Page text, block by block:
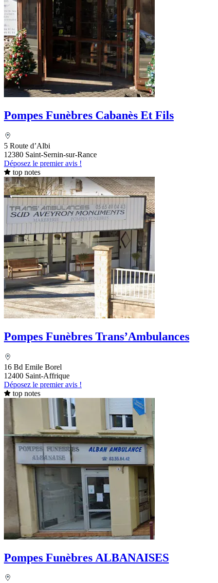
Pompes Funèbres Cabanès Et Fils
5 Route d’Albi
12380 Saint-Sernin-sur-Rance
Déposez le premier avis !
top notes
Pompes Funèbres Trans’Ambulances
16 Bd Emile Borel
12400 Saint-Affrique
Déposez le premier avis !
top notes
Pompes Funèbres ALBANAISES